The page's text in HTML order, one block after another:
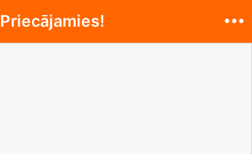
Priecājamies!